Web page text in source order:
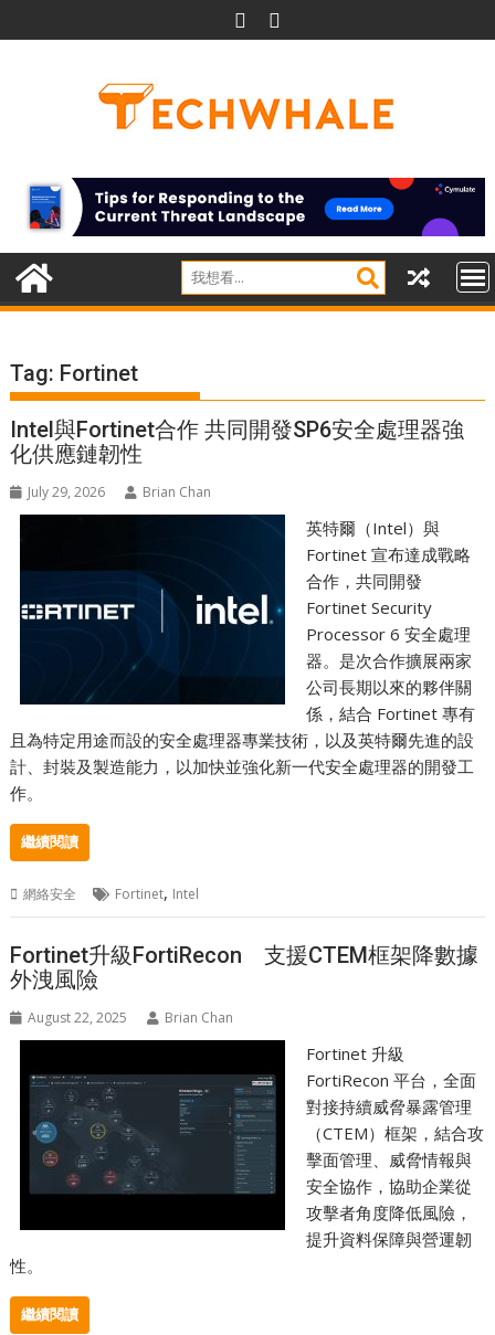
to
Tag: Fortinet
Intel與Fortinet合作 共同開發SP6安全處理器強
化供應鏈韌性
July 29, 2026 Brian Chan
英特爾（Intel）與
Fortinet 宣布達成戰略
合作，共同開發
Fortinet Security
Processor 6 安全處理
器。是次合作擴展兩家
公司長期以來的夥伴關
係，結合 Fortinet 專有
且為特定用途而設的安全處理器專業技術，以及英特爾先進的設
計、封裝及製造能力，以加快並強化新一代安全處理器的開發工
作。
繼續閱讀
網絡安全 Fortinet, Intel
Fortinet升級FortiRecon 支援CTEM框架降數據
外洩風險
August 22, 2025 Brian Chan
Fortinet 升級
FortiRecon 平台，全面
對接持續威脅暴露管理
（CTEM）框架，結合攻
擊面管理、威脅情報與
安全協作，協助企業從
攻擊者角度降低風險，
提升資料保障與營運韌
性。
繼續閱讀